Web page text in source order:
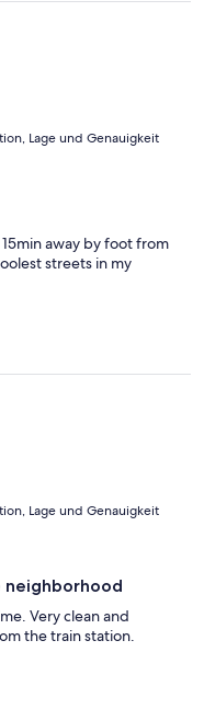
Lage und Genauigkeit
away by foot from
streets in my
Lage und Genauigkeit
Very clean and
the train station.